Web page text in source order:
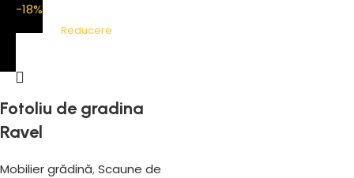
-18%
Fotoliu de gradina
Ravel
Mobilier grădină,Scaune de